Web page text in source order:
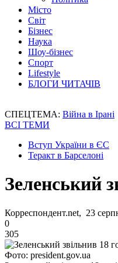
Місто
Світ
Бізнес
Наука
Шоу-бізнес
Спорт
Lifestyle
БЛОГИ ЧИТАЧІВ
СПЕЦТЕМА: Війна в Ірані
ВСІ ТЕМИ
Вступ України в ЄС
Теракт в Барселоні
Зеленський
Корреспондент.net, 23
0
305
Фото: president.gov.ua